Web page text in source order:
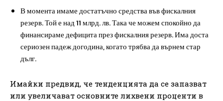
В момента имаме достатъчно средства във фискалния
резерв. Той е над 11 млрд. лв. Така че можем спокойно да
финансираме дефицита през фискалния резерв. Има доста
сериозен падеж догодина, когато трябва да върнем стар
дълг.
Имайки предвид, че тенденцията да се запазват
или увеличават основните лихвени проценти в